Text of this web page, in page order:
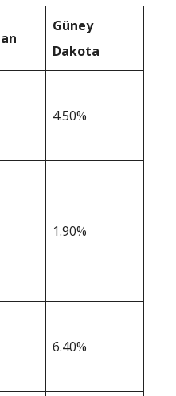
Güney
Dakota
4.50%
1.90%
6.40%